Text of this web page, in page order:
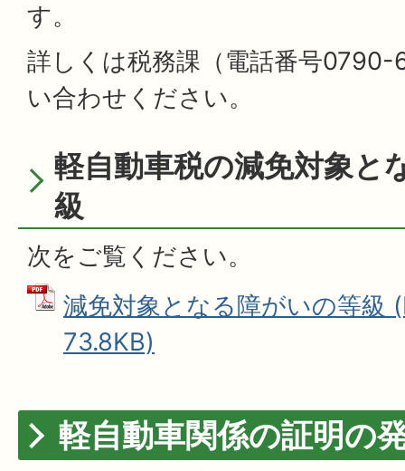
す。
詳しくは税務課（電話番号
い合わせください。
軽自動車税の減免対象と
級
次をご覧ください。
減免対象となる障がいの等級
73.8KB)
軽自動車関係の証明の